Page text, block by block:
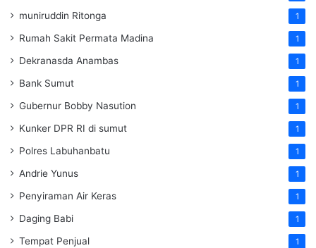
muniruddin Ritonga 1
Rumah Sakit Permata Madina 1
Dekranasda Anambas 1
Bank Sumut 1
Gubernur Bobby Nasution 1
Kunker DPR RI di sumut 1
Polres Labuhanbatu 1
Andrie Yunus 1
Penyiraman Air Keras 1
Daging Babi 1
Tempat Penjual 1